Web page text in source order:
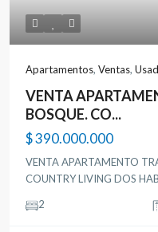
Apartamentos, Ventas,
VENTA
BOSQUE. CO...
$ 390.000.000
VENTA APARTAMENTO
COUNTRY LIVING DOS
2